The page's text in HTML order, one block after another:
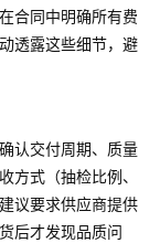
合同中明确所有费
透露这些细节，避
认交付周期、质量
方式（抽检比例、
议要求供应商提供
后才发现品质问